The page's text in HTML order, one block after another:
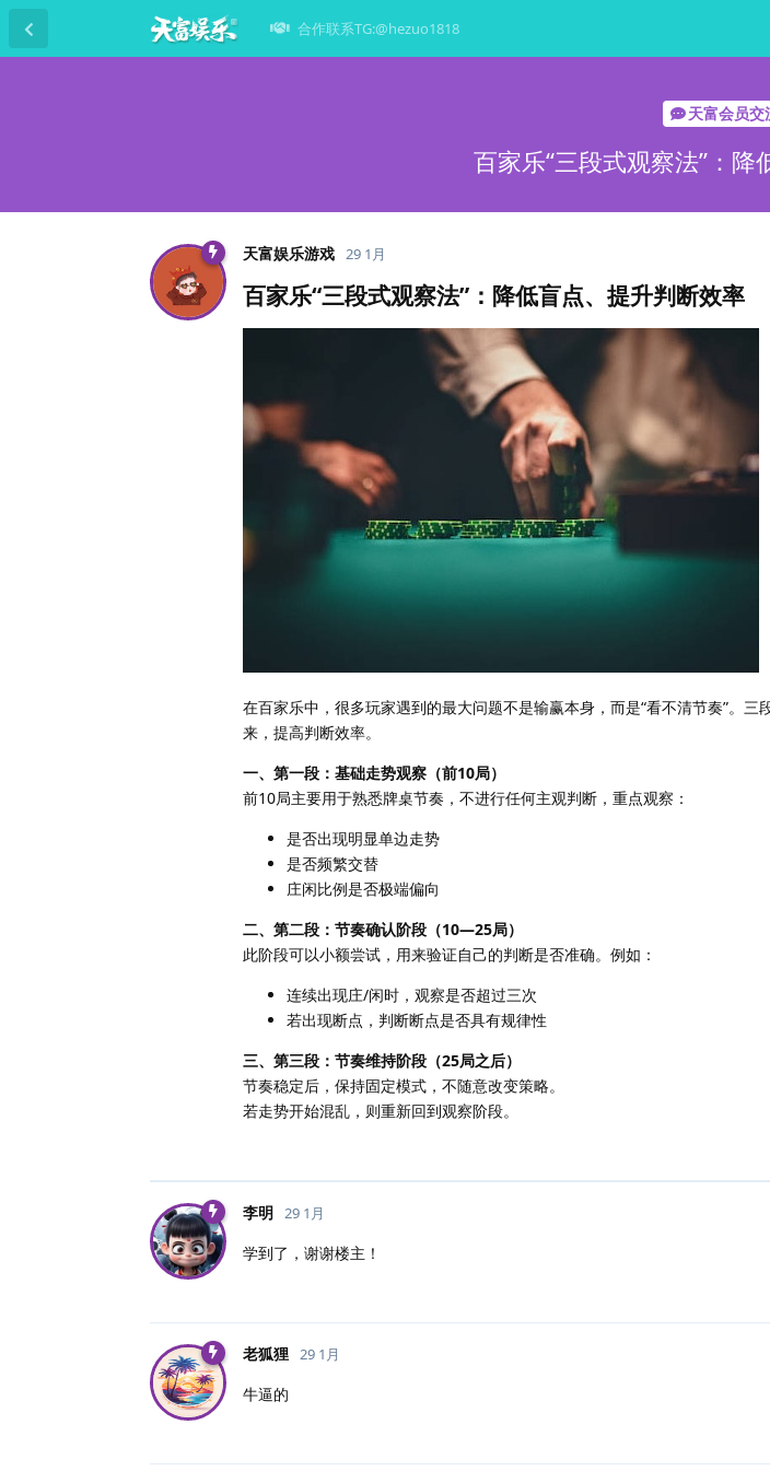
合作联系TG:@hezuo1818
天富会员交
百家乐“三段式观察法”：
天富娱乐游戏 29 1月
百家乐“三段式观察法”：降低盲点、提升判断效率
在百家乐中，很多玩家遇到的最大问题不是输赢本身，而是“看不清节奏”。
来，提高判断效率。
一、第一段：基础走势观察（前10局）
前10局主要用于熟悉牌桌节奏，不进行任何主观判断，重点观察：
是否出现明显单边走势
是否频繁交替
庄闲比例是否极端偏向
二、第二段：节奏确认阶段（10—25局）
此阶段可以小额尝试，用来验证自己的判断是否准确。例如：
连续出现庄/闲时，观察是否超过三次
若出现断点，判断断点是否具有规律性
三、第三段：节奏维持阶段（25局之后）
节奏稳定后，保持固定模式，不随意改变策略。
若走势开始混乱，则重新回到观察阶段。
李明 29 1月
学到了，谢谢楼主！
老狐狸 29 1月
牛逼的